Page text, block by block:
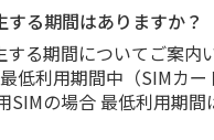
する期間はありますか？
る期間についてご案内
低利用期間中（SIMカ
の場合 最低利用期